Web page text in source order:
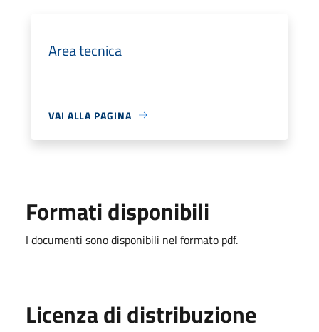
Area tecnica
VAI ALLA PAGINA
Formati disponibili
I documenti sono disponibili nel formato pdf.
Licenza di distribuzione